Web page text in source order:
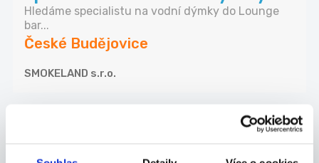
Hledáme specialistu na vodní dýmky do Lounge
bar...
České Budějovice
SMOKELAND s.r.o.
03.08.2026